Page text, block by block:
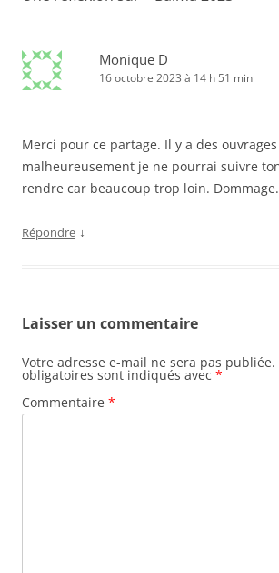
Monique D
16 octobre 2023 à 14 h 51 min
Merci pour ce partage. Il y a des
malheureusement je ne pourrai suivre
rendre car beaucoup trop loin. Dommage.
Répondre ↓
Laisser un commentaire
Votre adresse e-mail ne sera pas publiée.
obligatoires sont indiqués avec *
Commentaire *